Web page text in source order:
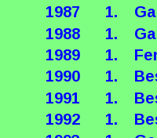
1987
1.
1988
1.
1989
1.
1990
1.
1991
1.
1992
1.